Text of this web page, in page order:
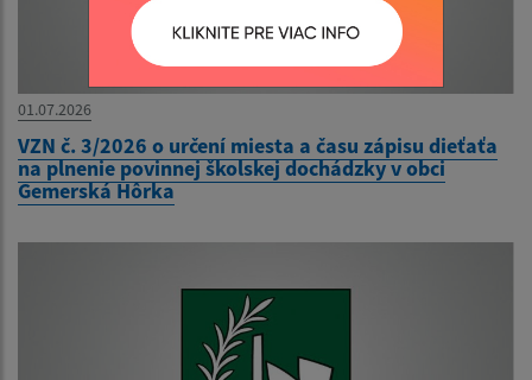
01.07.2026
VZN č. 3/2026 o určení miesta a času zápisu dieťaťa
na plnenie povinnej školskej dochádzky v obci
Gemerská Hôrka